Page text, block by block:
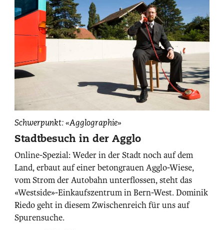
Hat
einen
Draht
zur
Agglo:
Schriftsteller
Dominik
Riedo.
Schwerpunkt: «Agglographie»
Stadtbesuch in der Agglo
Online-Spezial: Weder in der Stadt noch auf dem
Land, erbaut auf einer betongrauen Agglo-Wiese,
vom Strom der Autobahn unterflossen, steht das
«Westside»-Einkaufszentrum in Bern-West. Dominik
Riedo geht in diesem Zwischenreich für uns auf
Spurensuche.